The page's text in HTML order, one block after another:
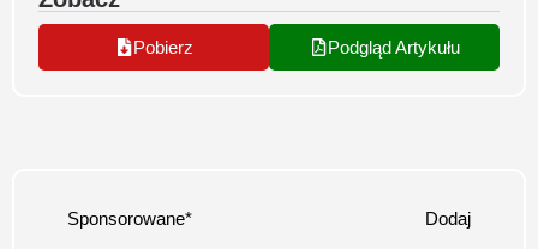
Pobierz Podgląd Artykułu
Sponsorowane* Dodaj